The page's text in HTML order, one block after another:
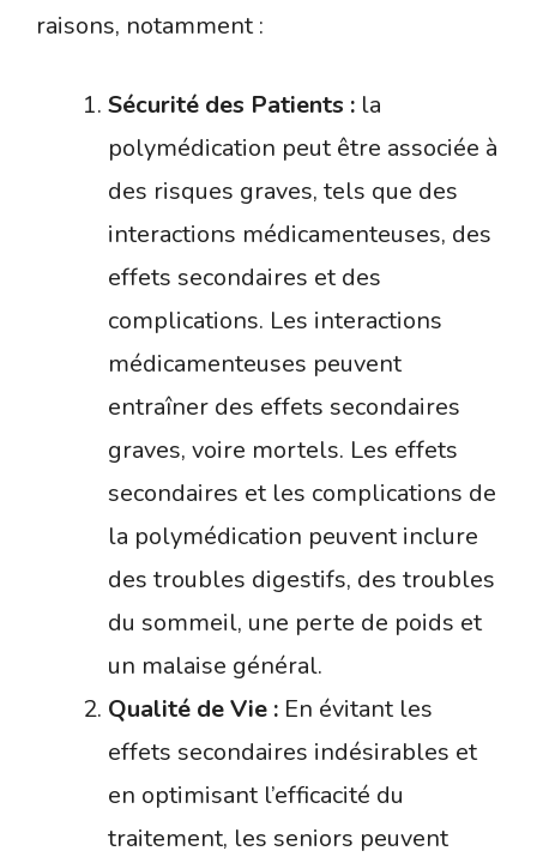
raisons, notamment :
Sécurité des Patients : la
polymédication peut être associée à
des risques graves, tels que des
interactions médicamenteuses, des
effets secondaires et des
complications. Les interactions
médicamenteuses peuvent
entraîner des effets secondaires
graves, voire mortels. Les effets
secondaires et les complications de
la polymédication peuvent inclure
des troubles digestifs, des troubles
du sommeil, une perte de poids et
un malaise général.
Qualité de Vie : En évitant les
effets secondaires indésirables et
en optimisant l’efficacité du
traitement, les seniors peuvent